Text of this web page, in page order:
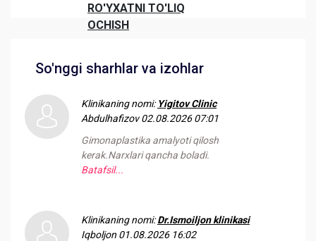
RO'YXATNI TO'LIQ
OCHISH
So'nggi sharhlar va izohlar
Klinikaning nomi: Yigitov Clinic
Abdulhafizov 02.08.2026 07:01
Gimonaplastika amalyoti qilosh
kerak.Narxlari qancha boladi.
Batafsil...
Klinikaning nomi:Dr.Ismoiljon klinikasi
Iqboljon 01.08.2026 16:02